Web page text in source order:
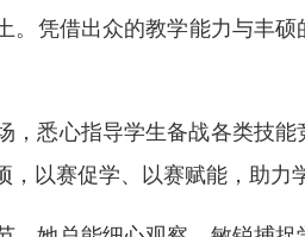
。凭借出众的教学能力与丰
，悉心指导学生备战各类技
以赛促学、以赛赋能，助力